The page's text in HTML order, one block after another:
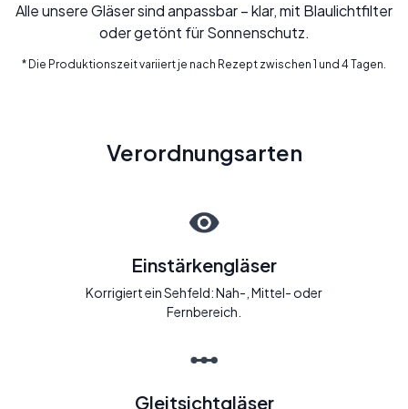
Alle unsere Gläser sind anpassbar – klar, mit Blaulichtfilter
oder getönt für Sonnenschutz.
* Die Produktionszeit variiert je nach Rezept zwischen 1 und 4 Tagen.
Verordnungsarten
Einstärkengläser
Korrigiert ein Sehfeld: Nah-, Mittel- oder
Fernbereich.
Gleitsichtgläser